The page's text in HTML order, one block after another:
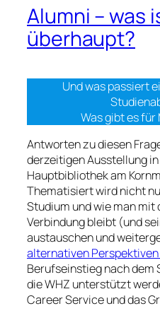
Alumni – was
überhaupt?
Und was passiert
Was gibt es
Antworten zu diesen
derzeitigen Ausstellung
Hauptbibliothek am
Thematisiert wird nicht
Studium und wie man mit
Verbindung bleibt (und
austauschen und
alternativen Perspektiven
Berufseinstieg nach dem
die WHZ unterstützt
Career Service und das